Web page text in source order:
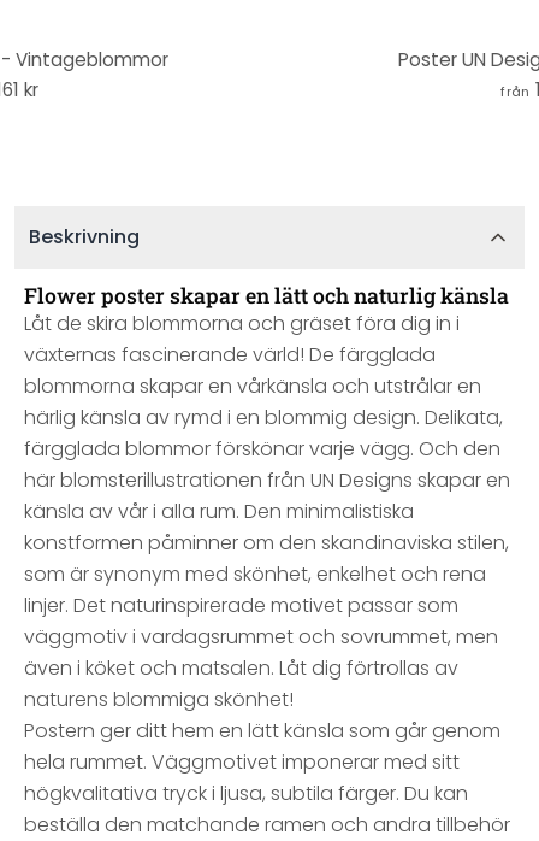
- Vintageblommor
kr
Poster UN
från
Beskrivning
Flower poster skapar en lätt och naturlig känsla
Låt de skira blommorna och gräset föra dig in i
växternas fascinerande värld! De färgglada
blommorna skapar en vårkänsla och utstrålar en
härlig känsla av rymd i en blommig design. Delikata,
färgglada blommor förskönar varje vägg. Och den
här blomsterillustrationen från UN Designs skapar en
känsla av vår i alla rum. Den minimalistiska
konstformen påminner om den skandinaviska stilen,
som är synonym med skönhet, enkelhet och rena
linjer. Det naturinspirerade motivet passar som
väggmotiv i vardagsrummet och sovrummet, men
även i köket och matsalen. Låt dig förtrollas av
naturens blommiga skönhet!
Postern ger ditt hem en lätt känsla som går genom
hela rummet. Väggmotivet imponerar med sitt
högkvalitativa tryck i ljusa, subtila färger. Du kan
beställa den matchande ramen och andra tillbehör